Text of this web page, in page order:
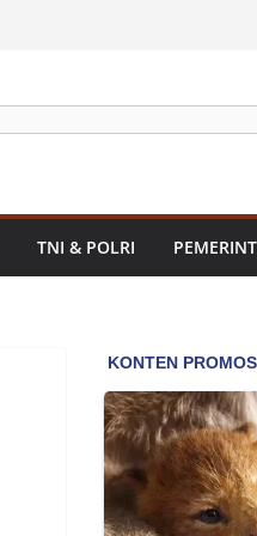
TNI & POLRI